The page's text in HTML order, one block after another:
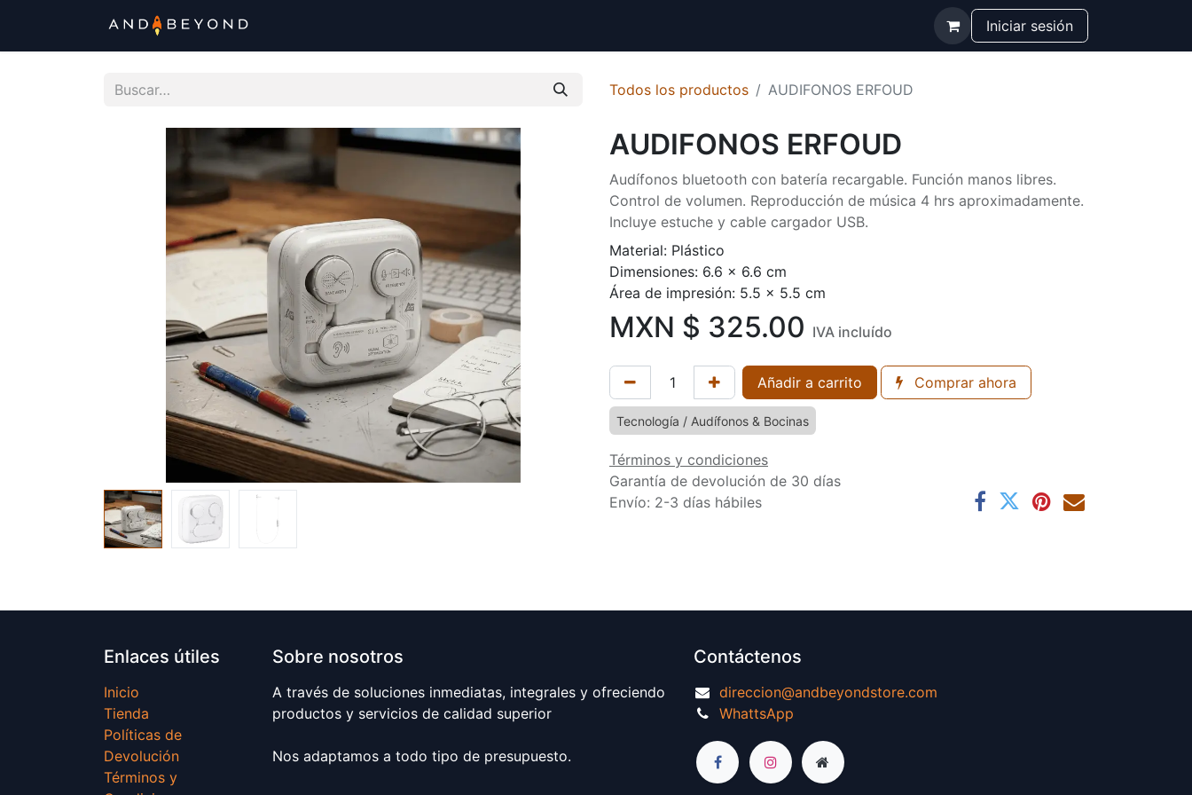
Iniciar sesión
Todos los productos AUDIFONOS ERFOUD
AUDIFONOS ERFOUD
Audífonos bluetooth con batería recargable. Función manos libres.
Control de volumen. Reproducción de música 4 hrs aproximadamente.
Incluye estuche y cable cargador USB.
Material: Plástico
Dimensiones: 6.6 x 6.6 cm
Área de impresión: 5.5 x 5.5 cm
MXN $ 325.00 IVA incluído
Añadir a carrito Comprar ahora
Tecnología / Audífonos & Bocinas
Términos y condiciones
Garantía de devolución de 30 días
Envío: 2-3 días hábiles
Enlaces útiles
Inicio
Tienda
Políticas de
Devolución
Términos y
Sobre nosotros
A través de soluciones inmediatas, integrales y ofreciendo
productos y servicios de calidad superior
Nos adaptamos a todo tipo de presupuesto.
Contáctenos
direccion@andbeyondstore.com
WhattsApp